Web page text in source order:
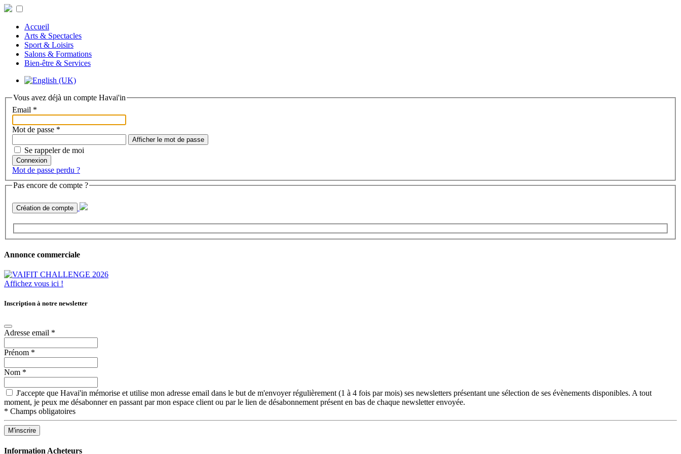
Accueil
Arts & Spectacles
Sport & Loisirs
Salons & Formations
Bien-être & Services
Vous avez déjà un compte Havai'in
Email *
Mot de passe *
Afficher le mot de passe
Se rappeler de moi
Connexion
Mot de passe perdu ?
Pas encore de compte ?
Création de compte
Annonce commerciale
Affichez vous ici !
Inscription à notre newsletter
Adresse email *
Prénom *
Nom *
J'accepte que Havai'in mémorise et utilise mon adresse email dans le but de m'envoyer régulièrement (1 à 4 fois par mois) ses newsletters présentant une sélection de ses évènements disponibles. A tout
moment, je peux me désabonner en passant par mon espace client ou par le lien de désabonnement présent en bas de chaque newsletter envoyée.
* Champs obligatoires
Information Acheteurs